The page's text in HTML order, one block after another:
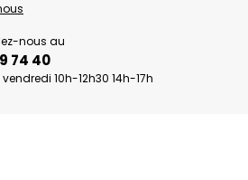
nous au
74 40
10h-12h30 14h-17h